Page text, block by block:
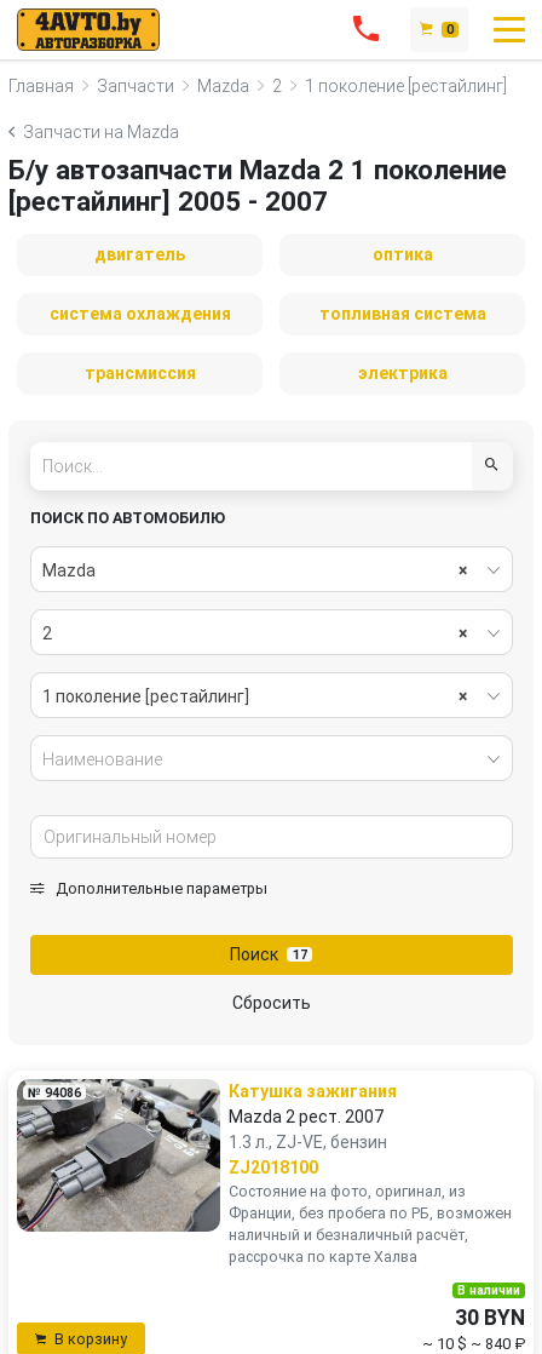
0
Главная Запчасти Mazda 2 1 поколение [рестайлинг]
Запчасти на Mazda
Б/у автозапчасти Mazda 2 1 поколение
[рестайлинг] 2005 - 2007
двигатель оптика
система охлаждения топливная система
трансмиссия электрика
ПОИСК ПО АВТОМОБИЛЮ
×
Mazda
×
2
×
1 поколение [рестайлинг]
Наименование
Дополнительные параметры
Поиск 17
Сбросить
№ 94086
Катушка зажигания
Mazda 2 рест. 2007
1.3 л., ZJ-VE, бензин
ZJ2018100
Состояние на фото, оригинал, из
Франции, без пробега по РБ, возможен
наличный и безналичный расчёт,
рассрочка по карте Халва
В корзину
В наличии
30 BYN
~ 10 $ ~ 840 ₽